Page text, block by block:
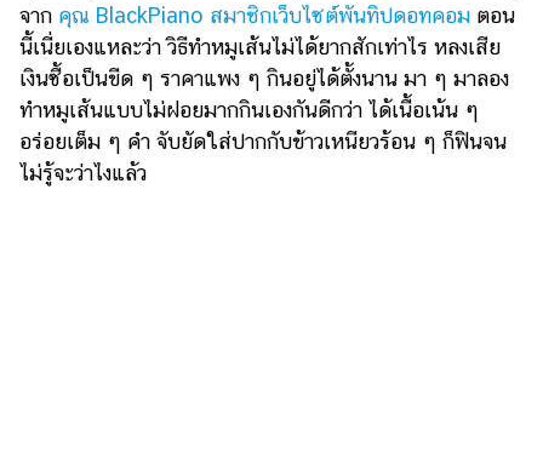
ผู้
หญิง
ผู้ชาย
สุขภาพ
ท่อง
จาก คุณ BlackPiano สมาชิกเว็บไซต์พันทิปดอทคอม ตอน
นี้เนี่ยเองแหละว่า วิธีทำหมูเส้นไม่ได้ยากสักเท่าไร หลงเสีย
เงินซื้อเป็นขีด ๆ ราคาแพง ๆ กินอยู่ได้ตั้งนาน มา ๆ มาลอง
ทำหมูเส้นแบบไม่ฝอยมากกินเองกันดีกว่า ได้เนื้อเน้น ๆ
อร่อยเต็ม ๆ คำ จับยัดใส่ปากกับข้าวเหนียวร้อน ๆ ก็ฟินจน
ไม่รู้จะว่าไงแล้ว